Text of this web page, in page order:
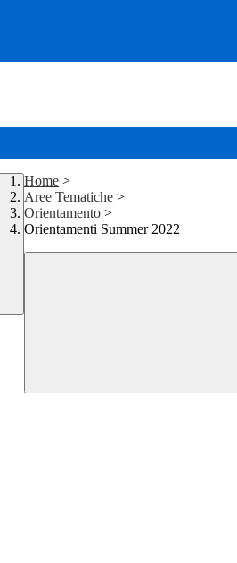
Home >
Aree Tematiche >
Orientamento >
Orientamenti Summer 2022